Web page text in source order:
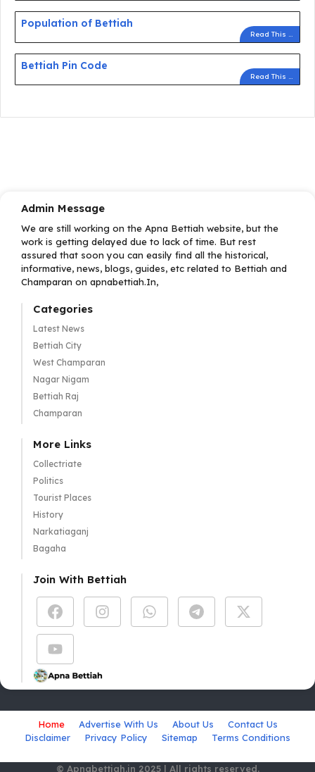
Population of Bettiah
Read This ...
Bettiah Pin Code
Read This ...
Admin Message
We are still working on the Apna Bettiah website, but the
work is getting delayed due to lack of time. But rest
assured that soon you can easily find all the historical,
informative, news, blogs, guides, etc related to Bettiah and
Champaran on apnabettiah.In,
Categories
Latest News
Bettiah City
West Champaran
Nagar Nigam
Bettiah Raj
Champaran
More Links
Collectriate
Politics
Tourist Places
History
Narkatiaganj
Bagaha
Join With Bettiah
Home Advertise With Us About Us
Contact Us
Disclaimer
Privacy Policy Sitemap Terms Conditions
© Apnabettiah.in 2025 | All rights reserved.